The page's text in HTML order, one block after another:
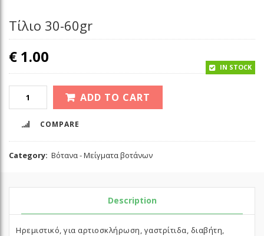
Τίλιο 30-60gr
€ 1.00
IN STOCK
ADD TO CART
COMPARE
Category: Βότανα - Μείγματα βοτάνων
Description
Ηρεμιστικό, για αρτιοσκλήρωση, γαστρίτιδα, διαβήτη,